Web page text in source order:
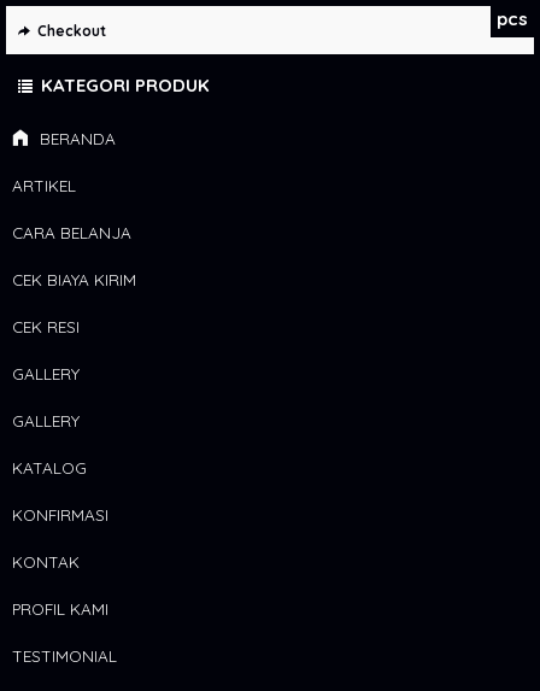
BERANDA
ARTIKEL
CARA BELANJA
CEK BIAYA KIRIM
CEK RESI
GALLERY
GALLERY
KATALOG
KONFIRMASI
KONTAK
PROFIL KAMI
TESTIMONIAL
pcs
Checkout
KATEGORI PRODUK